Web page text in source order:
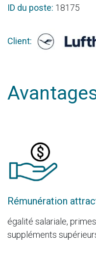
ID du poste: 18175
Client:
Rémunération
égalité salariale,
suppléments